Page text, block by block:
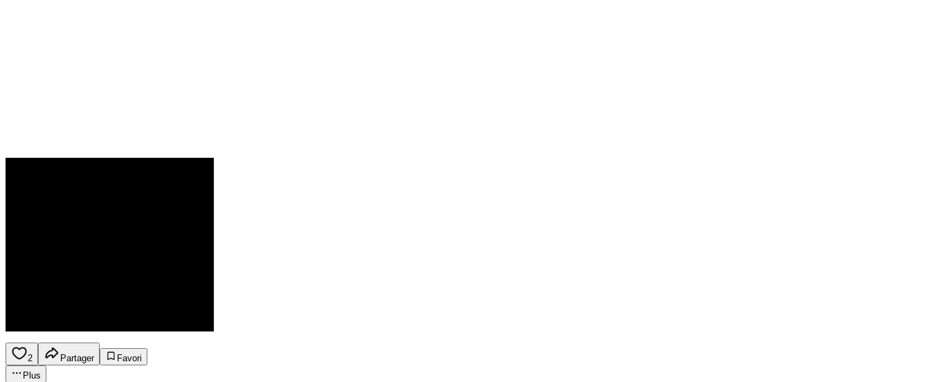
2 Partager
Favori
Plus